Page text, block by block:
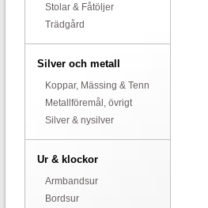
Stolar & Fåtöljer
Trädgård
Silver och metall
Koppar, Mässing & Tenn
Metallföremål, övrigt
Silver & nysilver
Ur & klockor
Armbandsur
Bordsur